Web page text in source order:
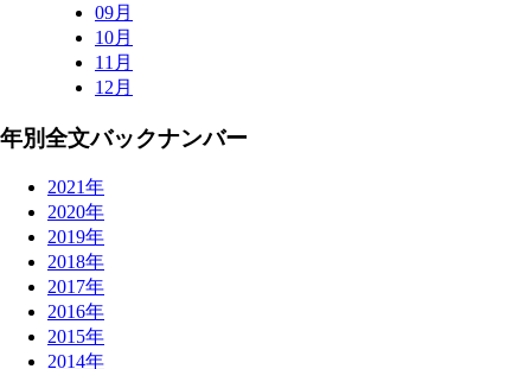
09月
10月
11月
12月
年別全文バックナンバー
2021年
2020年
2019年
2018年
2017年
2016年
2015年
2014年